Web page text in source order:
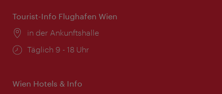
Tourist-Info Flughafen Wien
Ort:
in der Ankunftshalle
Öffnungszeiten:
Täglich 9 - 18 Uhr
Wien Hotels & Info